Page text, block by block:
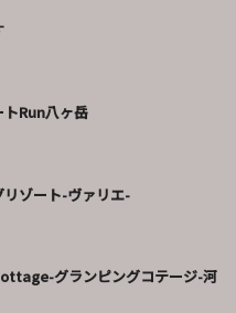
トRun八ヶ岳
リゾート-ヴァリエ-
グランピングコテージ-河